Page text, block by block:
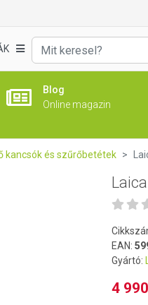
Blog
Online magazin
kancsók és szűrőbetétek
EAN:
Gyártó:
4